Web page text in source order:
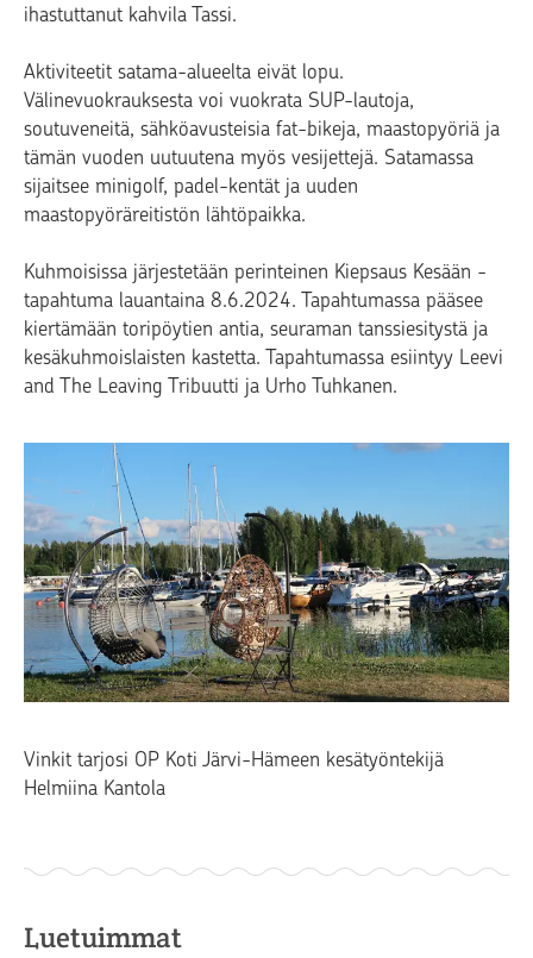
ihastuttanut kahvila Tassi.
Aktiviteetit satama-alueelta eivät lopu.
Välinevuokrauksesta voi vuokrata SUP-lautoja,
soutuveneitä, sähköavusteisia fat-bikeja, maastopyöriä ja
tämän vuoden uutuutena myös vesijettejä. Satamassa
sijaitsee minigolf, padel-kentät ja uuden
maastopyöräreitistön lähtöpaikka.
Kuhmoisissa järjestetään perinteinen Kiepsaus Kesään -
tapahtuma lauantaina 8.6.2024. Tapahtumassa pääsee
kiertämään toripöytien antia, seuraman tanssiesitystä ja
kesäkuhmoislaisten kastetta. Tapahtumassa esiintyy Leevi
and The Leaving Tribuutti ja Urho Tuhkanen.
Vinkit tarjosi OP Koti Järvi-Hämeen kesätyöntekijä
Helmiina Kantola
Luetuimmat